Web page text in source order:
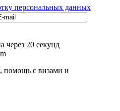
персональных данных
через 20 секунд
помощь с визами и